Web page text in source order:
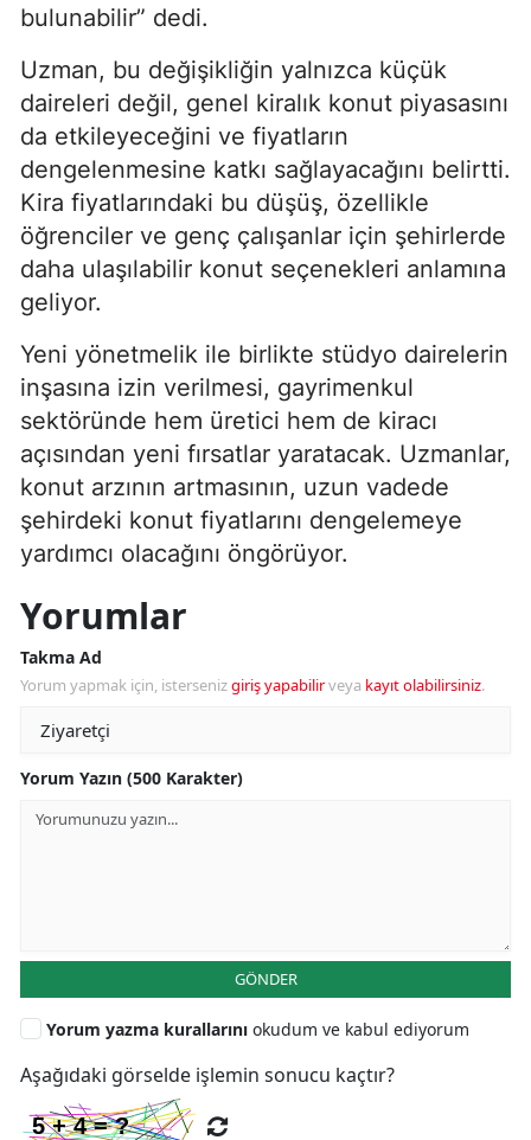
bulunabilir” dedi.
Uzman, bu değişikliğin yalnızca küçük
daireleri değil, genel kiralık konut piyasasını
da etkileyeceğini ve fiyatların
dengelenmesine katkı sağlayacağını belirtti.
Kira fiyatlarındaki bu düşüş, özellikle
öğrenciler ve genç çalışanlar için şehirlerde
daha ulaşılabilir konut seçenekleri anlamına
geliyor.
Yeni yönetmelik ile birlikte stüdyo dairelerin
inşasına izin verilmesi, gayrimenkul
sektöründe hem üretici hem de kiracı
açısından yeni fırsatlar yaratacak. Uzmanlar,
konut arzının artmasının, uzun vadede
şehirdeki konut fiyatlarını dengelemeye
yardımcı olacağını öngörüyor.
Yorumlar
Takma Ad
Yorum yapmak için, istersenizgiriş yapabilirveya kayıt olabilirsiniz.
Yorum Yazın (500 Karakter)
GÖNDER
Yorum yazma kurallarını okudum ve kabul ediyorum
Aşağıdaki görselde işlemin sonucu kaçtır?